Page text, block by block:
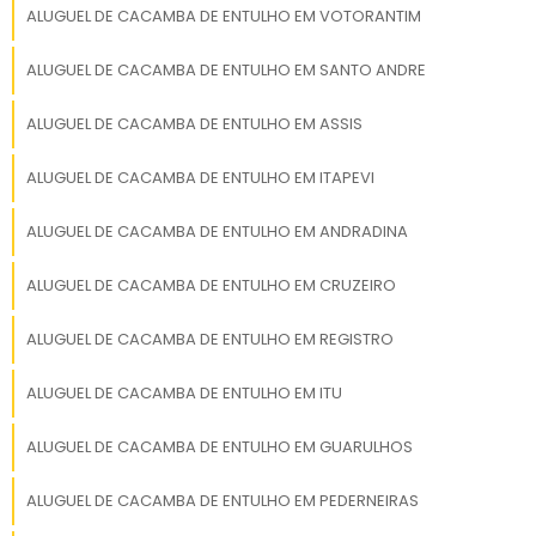
Depoimentos de Clientes
Depoimentos de clientes satisfeitos são uma
cliente mencionou: "Nossa experiência com a
profissional e o serviço, impecável."
Esses depoimentos reforçam a reputação da
caçambas em Santo André, destacando seu
PERGUNTAS FREQUENTES
SOBRE ALUGUEL DE
CAÇAMBA DE ENTULHO EM
ALUGUEL DE CACAMBA DE ENTULHO EM VOTORANTIM
ALUGUEL DE CACAMBA DE ENTULHO EM SANTO ANDRE
ALUGUEL DE CACAMBA DE ENTULHO EM ASSIS
ALUGUEL DE CACAMBA DE ENTULHO EM ITAPEVI
ALUGUEL DE CACAMBA DE ENTULHO EM ANDRADINA
ALUGUEL DE CACAMBA DE ENTULHO EM CRUZEIRO
ALUGUEL DE CACAMBA DE ENTULHO EM REGISTRO
ALUGUEL DE CACAMBA DE ENTULHO EM ITU
ALUGUEL DE CACAMBA DE ENTULHO EM GUARULHOS
ALUGUEL DE CACAMBA DE ENTULHO EM PEDERNEIRAS